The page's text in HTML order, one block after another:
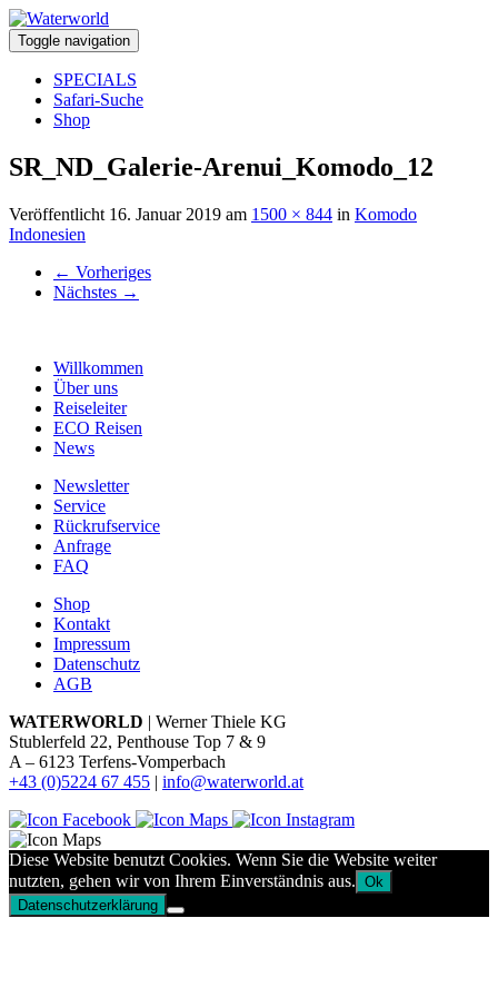
Toggle navigation
SPECIALS
Safari-Suche
Shop
SR_ND_Galerie-Arenui_Komodo_12
Veröffentlicht 16. Januar 2019 am 1500 × 844 in Komodo
Indonesien
← Vorheriges
Nächstes →
Willkommen
Über uns
Reiseleiter
ECO Reisen
News
Newsletter
Service
Rückrufservice
Anfrage
FAQ
Shop
Kontakt
Impressum
Datenschutz
AGB
WATERWORLD | Werner Thiele KG
Stublerfeld 22, Penthouse Top 7 & 9
A – 6123 Terfens-Vomperbach
+43 (0)5224 67 455 | info@waterworld.at
Diese Website benutzt Cookies. Wenn Sie die Website weiter
nutzten, gehen wir von Ihrem Einverständnis aus. Ok
Datenschutzerklärung